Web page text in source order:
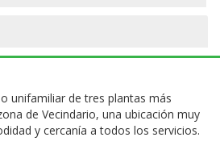
unifamiliar de tres plantas más
de Vecindario, una ubicación muy
y cercanía a todos los servicios.